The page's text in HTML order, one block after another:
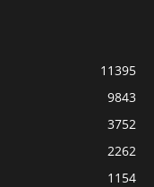
11395
9843
3752
2262
1154